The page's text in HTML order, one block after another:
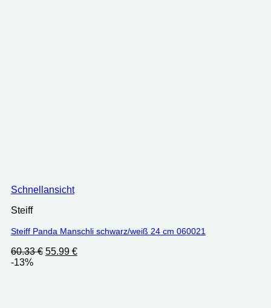
Schnellansicht
Steiff
Steiff Panda Manschli schwarz/weiß 24 cm 060021
60.33€ Ursprünglicher
55.99 €Aktueller
-13%